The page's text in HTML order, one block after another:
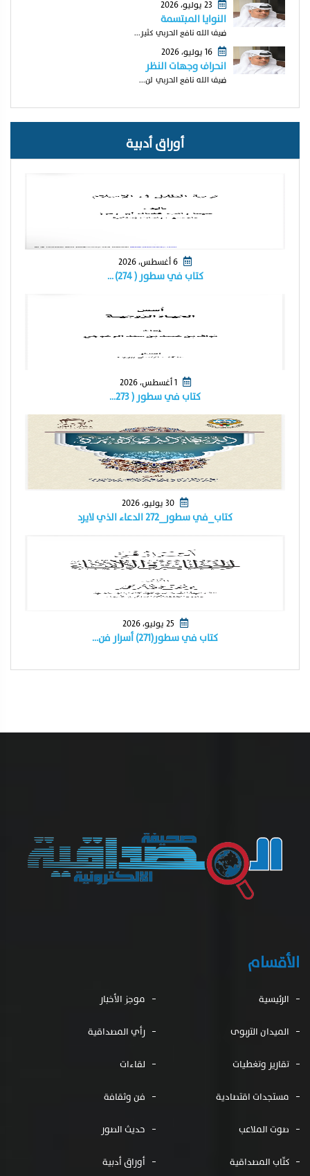
النوايا المبتسمة
ضيف الله نافع الحربي كثير...
16 يوليو، 2026
انحراف وجهات النظر
ضيف الله نافع الحربي لن...
أوراق أدبية
كتاب في سطور ( ٢٧٤) …
1 أغسطس، 2026
كتاب في سطور ( ٢٧٣…
كتاب_في سطور_٢٧٢ الدعاء الذي لايرد
كتاب في سطور(٢٧١) أسرار فن…
الأقسام
الرئيسية موجز الأخبار
الميدان التربوى رأي المصداقية
تقارير وتغطيات لقاءات
مستجدات اقتصادية فن وثقافة
صوت الملاعب حديث الصور
كتّاب المصداقية أوراق أدبية